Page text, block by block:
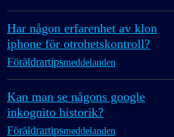
Har någon erfarenhet av klon
iphone för otrohetskontroll?
Föräldrartipsmeddelanden
Kan man se någons google
inkognito historik?
Föräldrartipsmeddelanden